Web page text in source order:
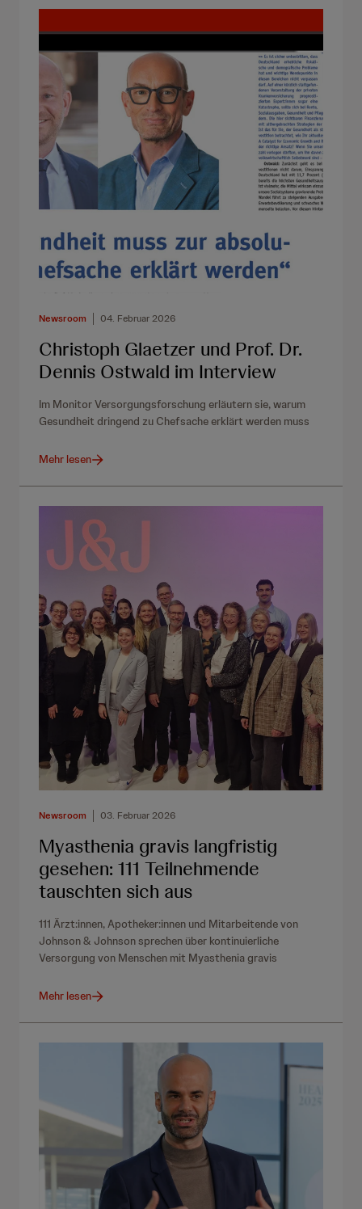
Newsroom 04. Februar 2026
Christoph Glaetzer und Prof. Dr.
Dennis Ostwald im Interview
Im Monitor Versorgungsforschung erläutern sie, warum
Gesundheit dringend zu Chefsache erklärt werden muss
Mehr lesen
Newsroom 03. Februar 2026
Myasthenia gravis langfristig
gesehen: 111 Teilnehmende
tauschten sich aus
111 Ärzt:innen, Apotheker:innen und Mitarbeitende von
Johnson & Johnson sprechen über kontinuierliche
Versorgung von Menschen mit Myasthenia gravis
Mehr lesen